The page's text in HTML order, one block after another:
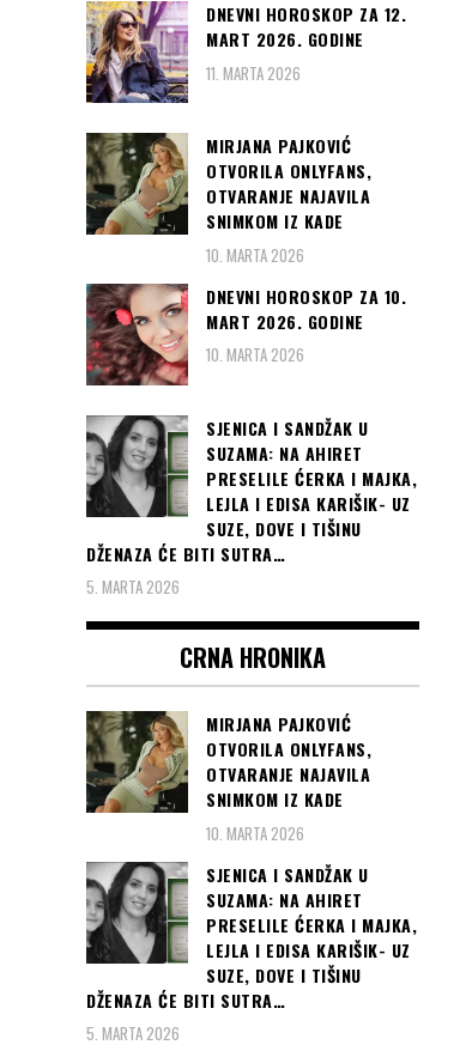
DNEVNI HOROSKOP ZA 12.
MART 2026. GODINE
11. MARTA 2026
MIRJANA PAJKOVIĆ
OTVORILA ONLYFANS,
OTVARANJE NAJAVILA
SNIMKOM IZ KADE
10. MARTA 2026
DNEVNI HOROSKOP ZA 10.
MART 2026. GODINE
10. MARTA 2026
SJENICA I SANDŽAK U
SUZAMA: NA AHIRET
PRESELILE ĆERKA I MAJKA,
LEJLA I EDISA KARIŠIK- UZ
SUZE, DOVE I TIŠINU
DŽENAZA ĆE BITI SUTRA…
5. MARTA 2026
CRNA HRONIKA
MIRJANA PAJKOVIĆ
OTVORILA ONLYFANS,
OTVARANJE NAJAVILA
SNIMKOM IZ KADE
10. MARTA 2026
SJENICA I SANDŽAK U
SUZAMA: NA AHIRET
PRESELILE ĆERKA I MAJKA,
LEJLA I EDISA KARIŠIK- UZ
SUZE, DOVE I TIŠINU
DŽENAZA ĆE BITI SUTRA…
5. MARTA 2026